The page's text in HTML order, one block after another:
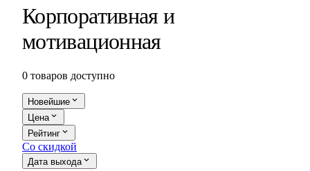
Корпоративная и
мотивационная
0 товаров доступно
Новейшие expand_more
Цена expand_more
Рейтинг expand_more
Со скидкой
Дата выхода expand_more